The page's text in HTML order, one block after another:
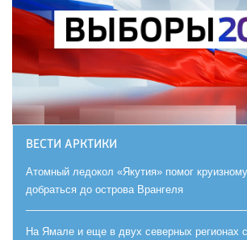
ВЕСТИ АРКТИКИ
Атомный ледокол «Якутия» помог
добраться до острова Врангеля
На Ямале и еще в двух северных регионах